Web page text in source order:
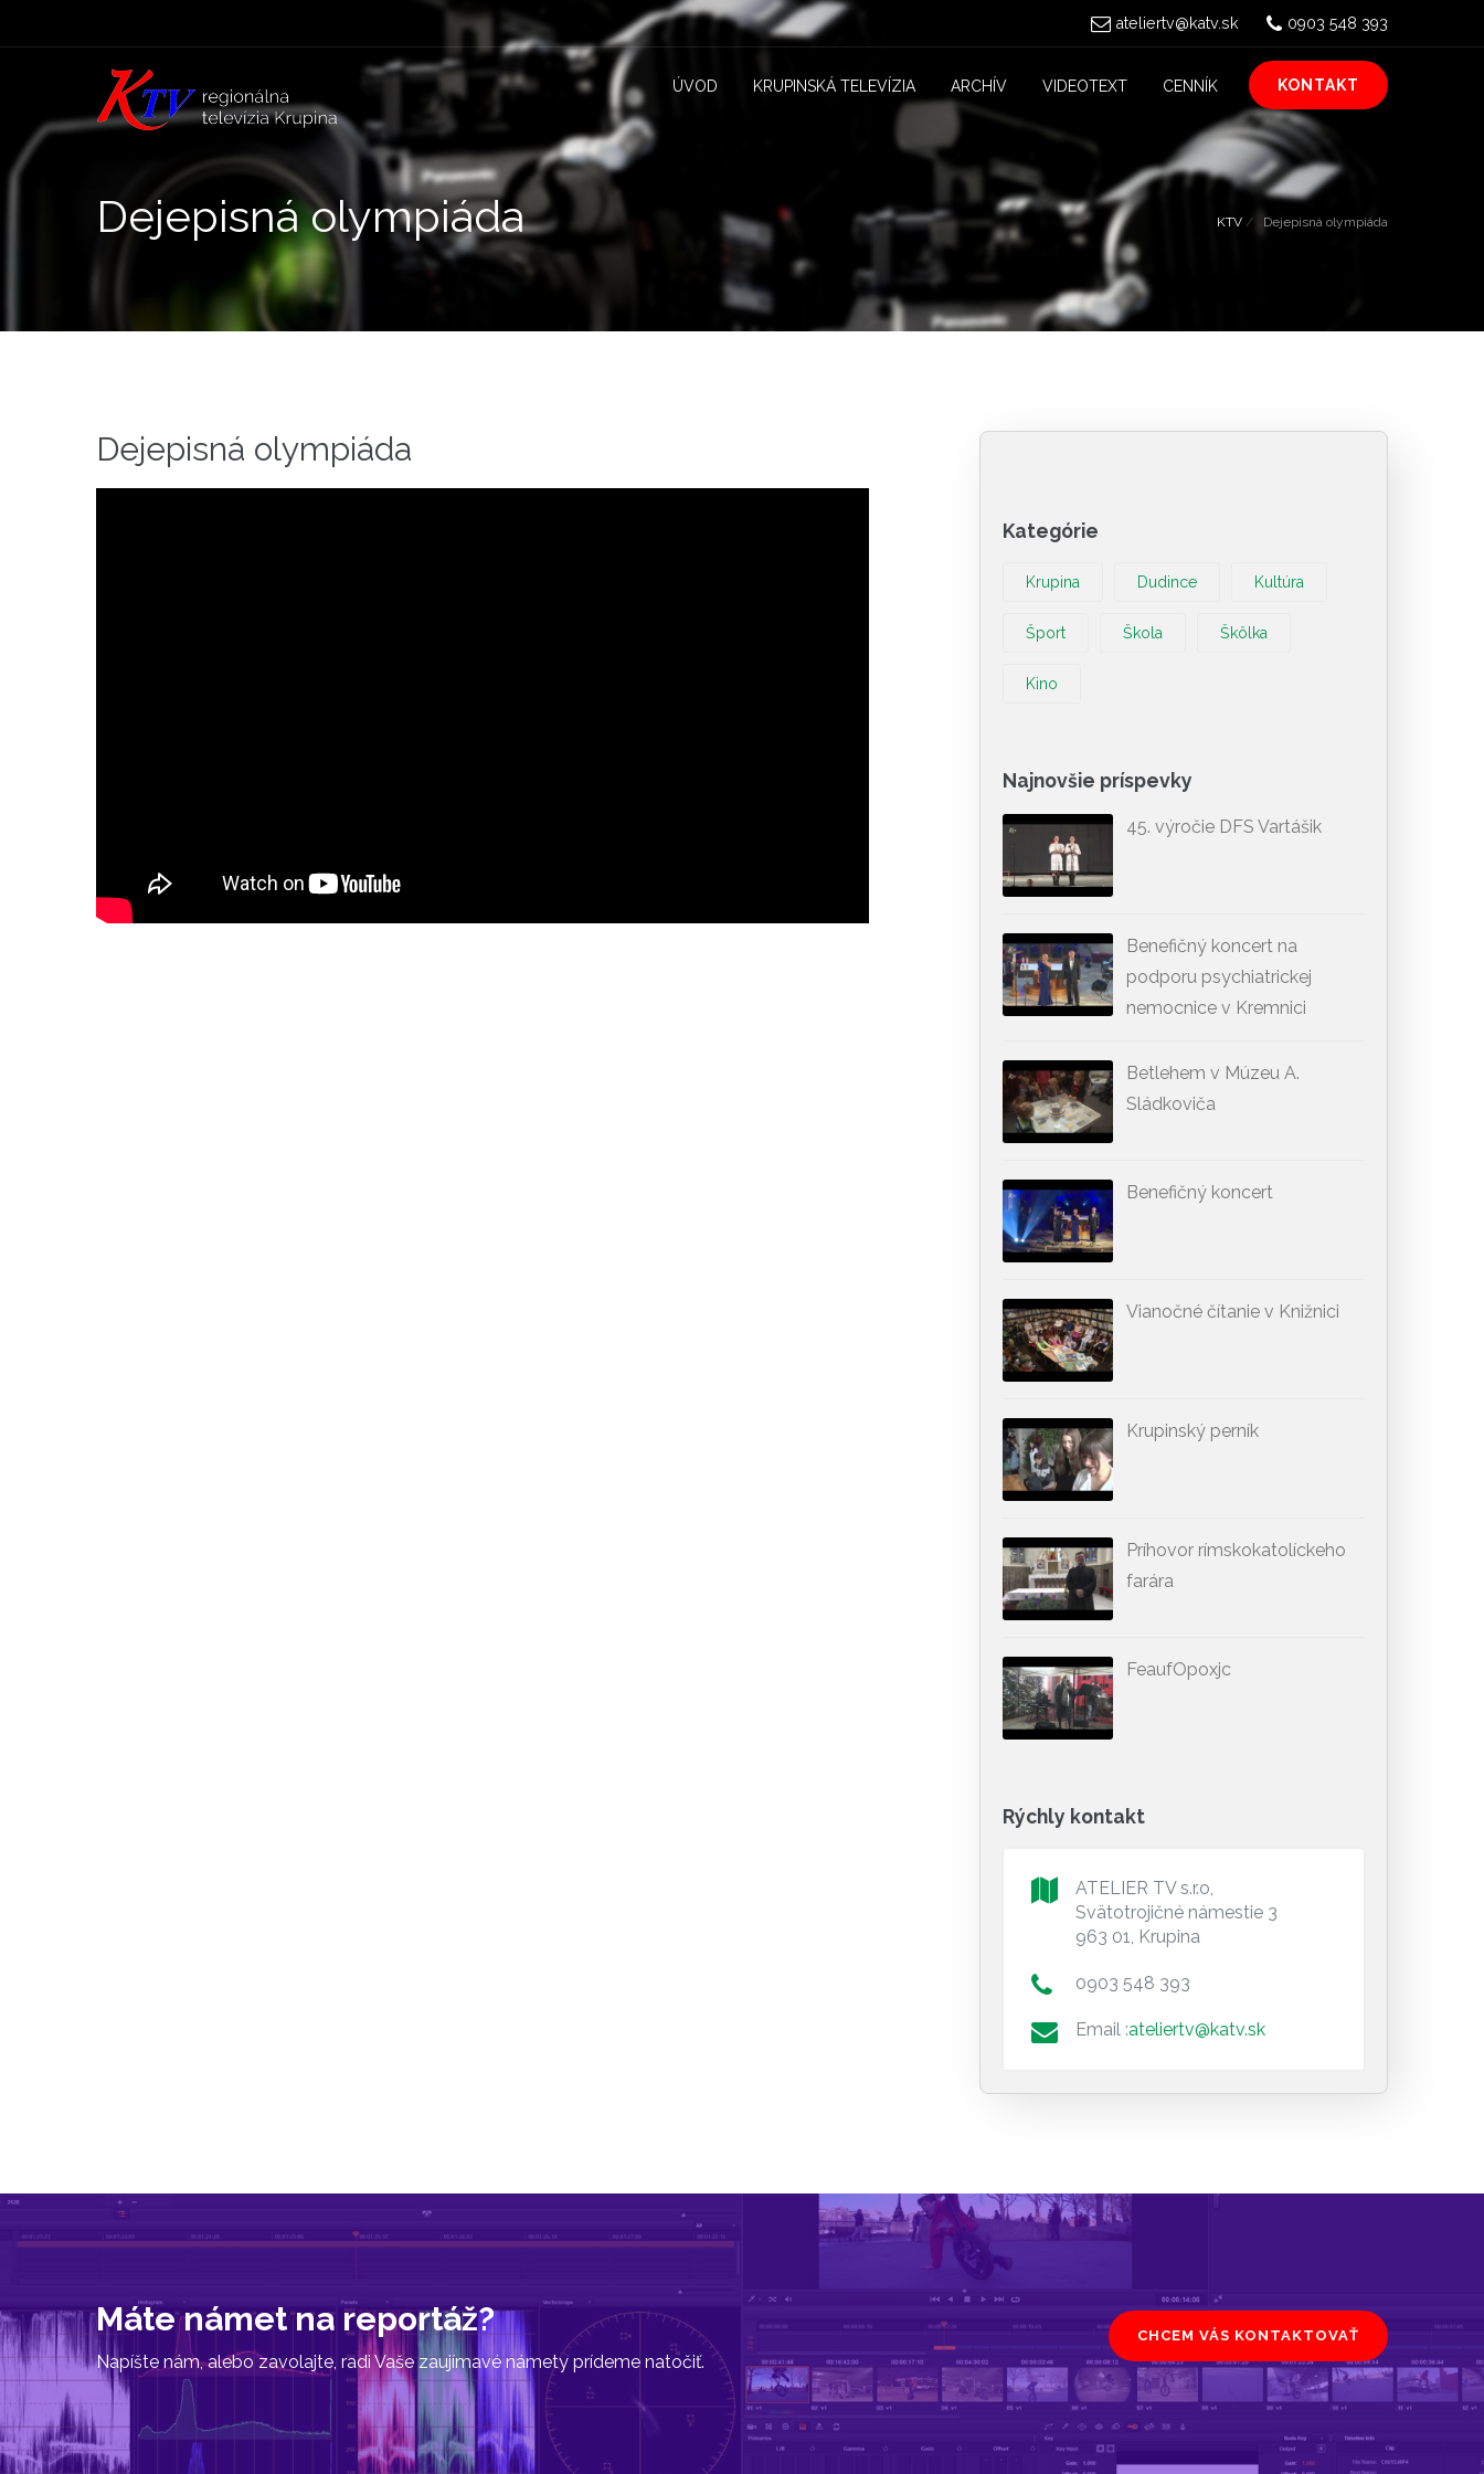
ateliertv@katv.sk 0903 548 393
ÚVOD KRUPINSKÁ TELEVÍZIA ARCHÍV VIDEOTEXT CENNÍK KONTAKT
Dejepisná olympiáda KTV Dejepisná olympiáda
Dejepisná olympiáda
Kategórie
Krupina Dudince Kultúra
Šport Škola Škôlka
Kino
Najnovšie príspevky
45. výročie DFS Vartášik
Benefičný koncert na
podporu psychiatrickej
nemocnice v Kremnici
Betlehem v Múzeu A.
Sládkoviča
Benefičný koncert
Vianočné čítanie v Knižnici
Krupinský perník
Príhovor rímskokatolíckeho
farára
FeaufOpoxjc
Rýchly kontakt
ATELIER TV s.r.o,
Svätotrojičné námestie 3
963 01, Krupina
0903 548 393
Email :ateliertv@katv.sk
Máte námet na reportáž?
Napíšte nám, alebo zavolajte, radi Vaše zaujímavé námety prídeme natočiť.
CHCEM VÁS KONTAKTOVAŤ